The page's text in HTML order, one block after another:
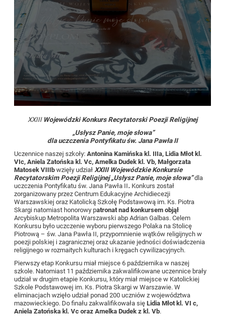
XXIII Wojewódzki Konkurs Recytatorski Poezji Religijnej
„Usłysz Panie, moje słowa”
dla uczczenia Pontyfikatu św. Jana Pawła II
Uczennice naszej szkoły:Antonina Kamińska kl. IIIa, Lidia Młot kl.
VIc, Aniela Zatońska kl. Vc, Amelka Dudek kl. Vb, Małgorzata
Matosek VIIIb wzięły udziałXXIII Wojewódzkie Konkursie
Recytatorskim Poezji Religijnej „Usłysz Panie, moje słowa”dla
uczczenia Pontyfikatu św. Jana Pawła II. Konkurs został
zorganizowany przez Centrum Edukacyjne Archidiecezji
Warszawskiej oraz Katolicką Szkołę Podstawową im. Ks. Piotra
Skargi natomiast honorowy patronat nad konkursem objął
Arcybiskup Metropolita Warszawski abp Adrian Galbas. Celem
Konkursu było uczczenie wyboru pierwszego Polaka na Stolicę
Piotrową – św. Jana Pawła II, przypomnienie wątków religijnych w
poezji polskiej i zagranicznej oraz ukazanie jedności doświadczenia
religijnego w rozmaitych kulturach i kręgach cywilizacyjnych.
Pierwszy etap Konkursu miał miejsce 6 października w naszej
szkole. Natomiast 11 października zakwalifikowane uczennice brały
udział w drugim etapie Konkursu, który miał miejsce w Katolickiej
Szkole Podstawowej im. Ks. Piotra Skargi w Warszawie. W
eliminacjach wzięło udział ponad 200 uczniów z województwa
mazowieckiego. Do finału zakwalifikowała sięLidia Młot kl. VI c,
Aniela Zatońska kl. Vc oraz Amelka Dudek z kl. Vb.